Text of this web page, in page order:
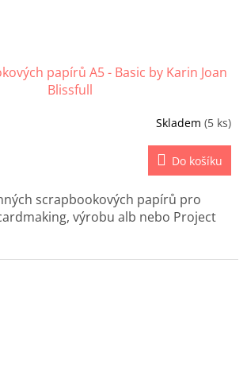
papírů A5 - Basic by Karin Joan
Blissfull
Skladem (5 ks)
Do košíku
scrapbookových papírů pro
výrobu alb nebo Project